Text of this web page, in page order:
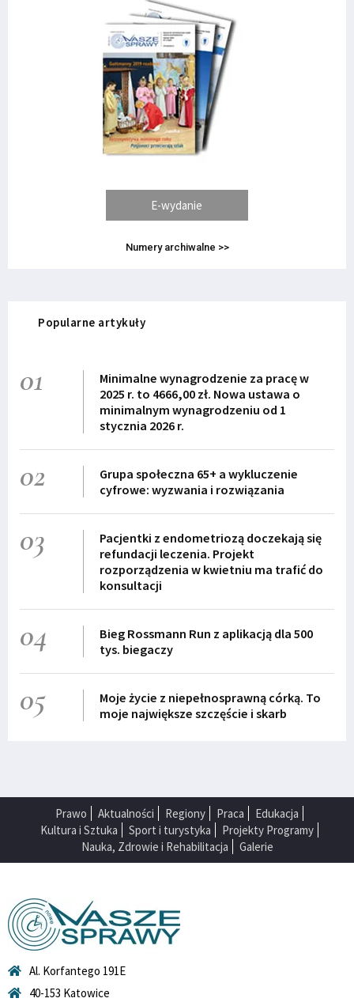
E-wydanie
Numery archiwalne >>
Popularne artykuły
01
Minimalne wynagrodzenie za pracę w
2025 r. to 4666,00 zł. Nowa ustawa o
minimalnym wynagrodzeniu od 1
stycznia 2026 r.
02
Grupa społeczna 65+ a wykluczenie
cyfrowe: wyzwania i rozwiązania
03
Pacjentki z endometriozą doczekają się
refundacji leczenia. Projekt
rozporządzenia w kwietniu ma trafić do
konsultacji
04
Bieg Rossmann Run z aplikacją dla 500
tys. biegaczy
05
Moje życie z niepełnosprawną córką. To
moje największe szczęście i skarb
Prawo Aktualności Regiony Praca
Edukacja
Kultura i Sztuka
Sport i turystyka
Projekty Programy
Nauka, Zdrowie i Rehabilitacja
Galerie
Al. Korfantego 191E
40-153 Katowice